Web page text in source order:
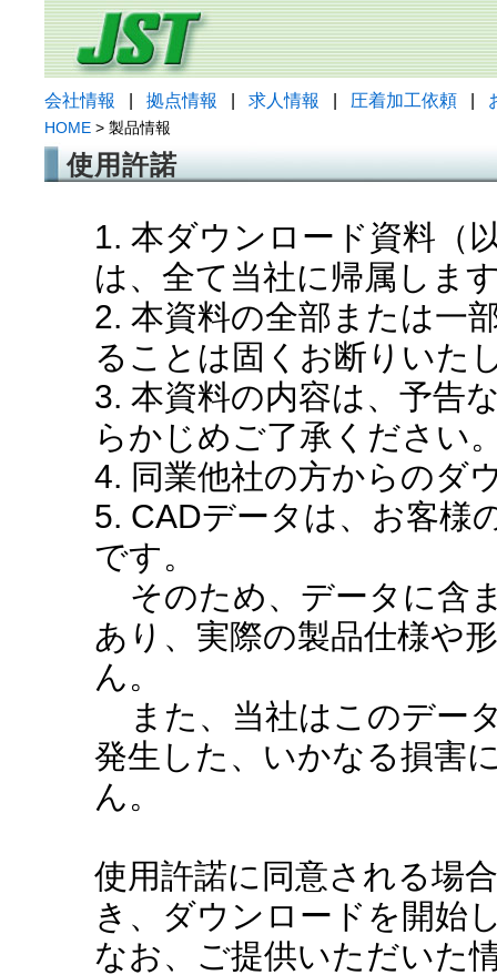
会社情報 拠点情報 求人情報 圧着加工依頼
HOME > 製品情報
使用許諾
1. 本ダウンロード資料（
は、全て当社に帰属しま
2. 本資料の全部または一
ることは固くお断りいた
3. 本資料の内容は、予告
らかじめご了承ください
4. 同業他社の方からのダ
5. CADデータは、お客様
です。
そのため、データに含
あり、実際の製品仕様や
ん。
また、当社はこのデー
発生した、いかなる損害
ん。
使用許諾に同意される場
き、ダウンロードを開始
なお、ご提供いただいた